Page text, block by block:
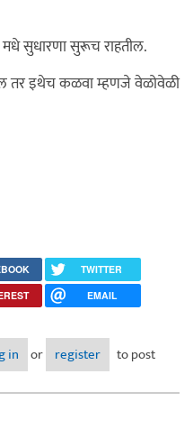
सुधारणा सुरूच राहतील.
तर इथेच कळवा म्हणजे वेळोवेळी
TWITTER
EMAIL
in or register
to post